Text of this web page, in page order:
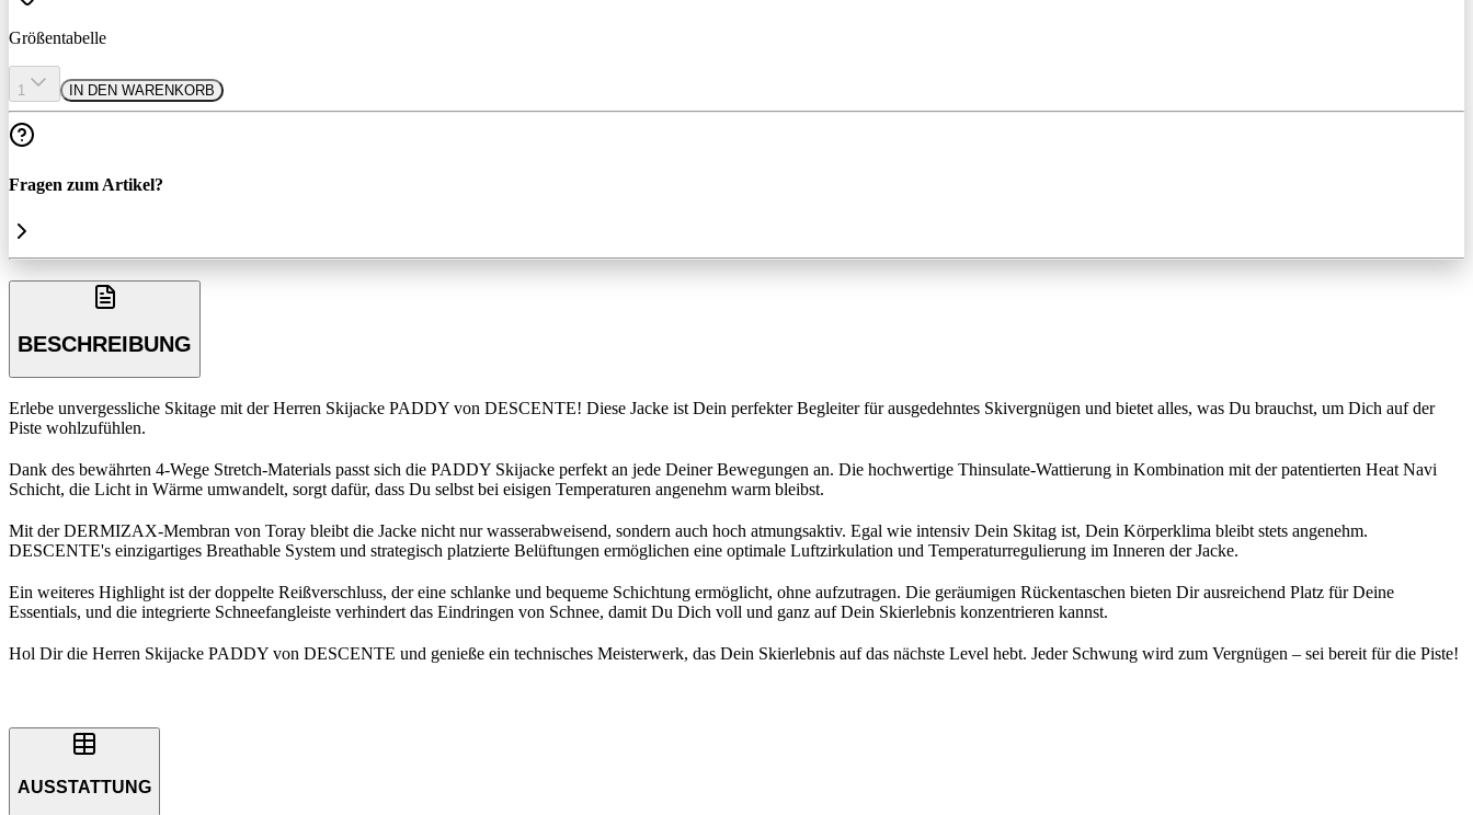
Größentabelle
1 IN DEN WARENKORB
Fragen zum Artikel?
BESCHREIBUNG
Erlebe unvergessliche Skitage mit der Herren Skijacke PADDY von DESCENTE! Diese Jacke ist Dein perfekter Begleiter für ausgedehntes Skivergnügen und bietet alles, was Du brauchst, um Dich auf der
Piste wohlzufühlen.
Dank des bewährten 4-Wege Stretch-Materials passt sich die PADDY Skijacke perfekt an jede Deiner Bewegungen an. Die hochwertige Thinsulate-Wattierung in Kombination mit der patentierten Heat Navi
Schicht, die Licht in Wärme umwandelt, sorgt dafür, dass Du selbst bei eisigen Temperaturen angenehm warm bleibst.
Mit der DERMIZAX-Membran von Toray bleibt die Jacke nicht nur wasserabweisend, sondern auch hoch atmungsaktiv. Egal wie intensiv Dein Skitag ist, Dein Körperklima bleibt stets angenehm.
DESCENTE's einzigartiges Breathable System und strategisch platzierte Belüftungen ermöglichen eine optimale Luftzirkulation und Temperaturregulierung im Inneren der Jacke.
Ein weiteres Highlight ist der doppelte Reißverschluss, der eine schlanke und bequeme Schichtung ermöglicht, ohne aufzutragen. Die geräumigen Rückentaschen bieten Dir ausreichend Platz für Deine
Essentials, und die integrierte Schneefangleiste verhindert das Eindringen von Schnee, damit Du Dich voll und ganz auf Dein Skierlebnis konzentrieren kannst.
Hol Dir die Herren Skijacke PADDY von DESCENTE und genieße ein technisches Meisterwerk, das Dein Skierlebnis auf das nächste Level hebt. Jeder Schwung wird zum Vergnügen – sei bereit für die Piste!
AUSSTATTUNG